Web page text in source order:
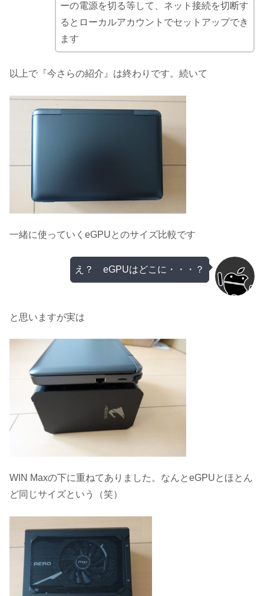
ーの電源を切る等して、ネット接続を切断す
るとローカルアカウントでセットアップでき
ます
以上で『今さらの紹介』は終わりです。続いて
一緒に使っていくeGPUとのサイズ比較です
え？ eGPUはどこに・・・？
と思いますが実は
WIN Maxの下に重ねてありました。なんとeGPUとほとん
ど同じサイズという（笑）